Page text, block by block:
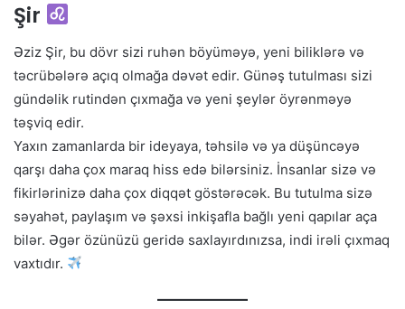
Şir
Əziz Şir, bu dövr sizi ruhən böyüməyə, yeni biliklərə və
təcrübələrə açıq olmağa dəvət edir. Günəş tutulması sizi
gündəlik rutindən çıxmağa və yeni şeylər öyrənməyə
təşviq edir.
Yaxın zamanlarda bir ideyaya, təhsilə və ya düşüncəyə
qarşı daha çox maraq hiss edə bilərsiniz. İnsanlar sizə və
fikirlərinizə daha çox diqqət göstərəcək. Bu tutulma sizə
səyahət, paylaşım və şəxsi inkişafla bağlı yeni qapılar aça
bilər. Əgər özünüzü geridə saxlayırdınızsa, indi irəli çıxmaq
vaxtıdır.